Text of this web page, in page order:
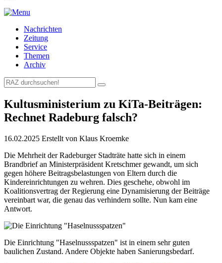
Nachrichten
Zeitung
Service
Themen
Archiv
Kultusministerium zu KiTa-Beiträgen:
Rechnet Radeburg falsch?
16.02.2025 Erstellt von Klaus Kroemke
Die Mehrheit der Radeburger Stadträte hatte sich in einem
Brandbrief an Ministerpräsident Kretschmer gewandt, um sich
gegen höhere Beitragsbelastungen von Eltern durch die
Kindereinrichtungen zu wehren. Dies geschehe, obwohl im
Koalitionsvertrag der Regierung eine Dynamisierung der Beiträge
vereinbart war, die genau das verhindern sollte. Nun kam eine
Antwort.
Die Einrichtung "Haselnussspatzen" ist in einem sehr guten
baulichen Zustand. Andere Objekte haben Sanierungsbedarf.